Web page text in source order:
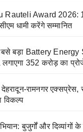
Rauteli Award 2026:
धामी करेंगे सम्मानित
बड़ा Battery Energy
352 करोड़ का
रामनगर एक्सप्रेस,
विकल्प
बुजुर्गों और दिव्यांगों